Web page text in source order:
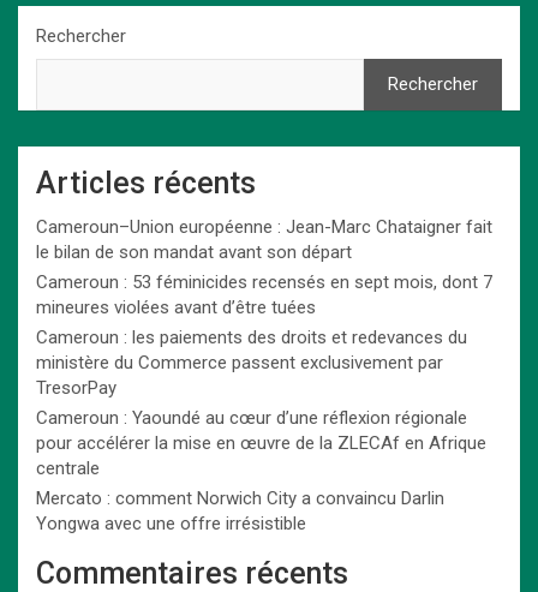
Rechercher
Rechercher
Articles récents
Cameroun–Union européenne : Jean-Marc Chataigner fait
le bilan de son mandat avant son départ
Cameroun : 53 féminicides recensés en sept mois, dont 7
mineures violées avant d’être tuées
Cameroun : les paiements des droits et redevances du
ministère du Commerce passent exclusivement par
TresorPay
Cameroun : Yaoundé au cœur d’une réflexion régionale
pour accélérer la mise en œuvre de la ZLECAf en Afrique
centrale
Mercato : comment Norwich City a convaincu Darlin
Yongwa avec une offre irrésistible
Commentaires récents